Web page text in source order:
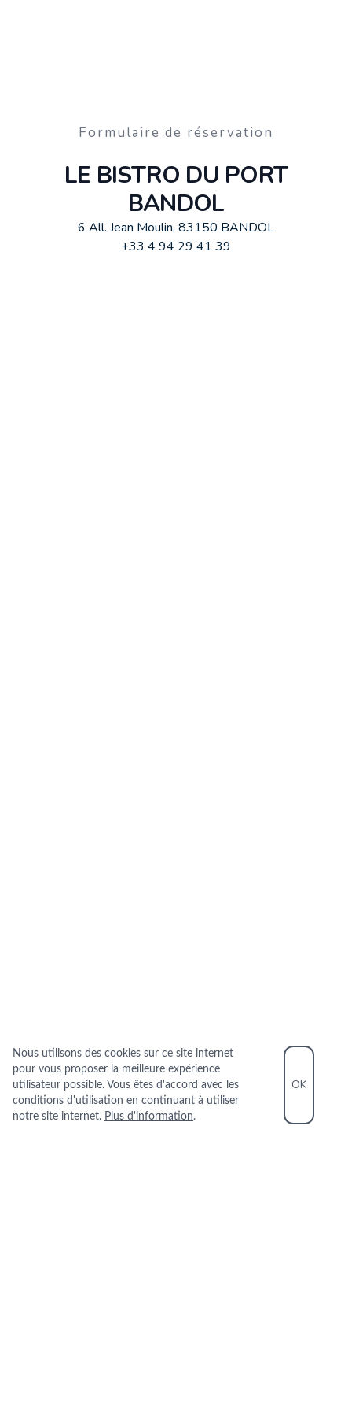
Nous utilisons des cookies sur ce site internet
pour vous proposer la meilleure expérience
utilisateur possible. Vous êtes d'accord avec les
conditions d'utilisation en continuant à utiliser
notre site internet. Plus d'information.
OK
Formulaire de réservation
LE BISTRO DU PORT
BANDOL
6 All. Jean Moulin, 83150 BANDOL
+33 4 94 29 41 39